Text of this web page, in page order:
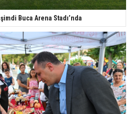
Buca Arena Stadı’nda